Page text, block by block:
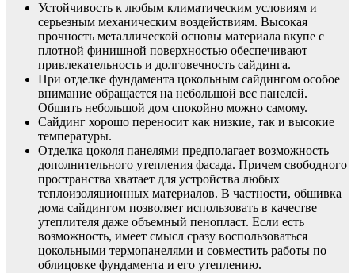
Устойчивость к любым климатическим условиям и
серьезным механическим воздействиям. Высокая
прочность металлической основы материала вкупе с
плотной финишной поверхностью обеспечивают
привлекательность и долговечность сайдинга.
При отделке фундамента цокольным сайдингом особое
внимание обращается на небольшой вес панелей.
Обшить небольшой дом спокойно можно самому.
Сайдинг хорошо переносит как низкие, так и высокие
температуры.
Отделка цоколя панелями предполагает возможность
дополнительного утепления фасада. Причем свободного
пространства хватает для устройства любых
теплоизоляционных материалов. В частности, обшивка
дома сайдингом позволяет использовать в качестве
утеплителя даже объемный пенопласт. Если есть
возможность, имеет смысл сразу воспользоваться
цокольными термопанелями и совместить работы по
облицовке фундамента и его утеплению.